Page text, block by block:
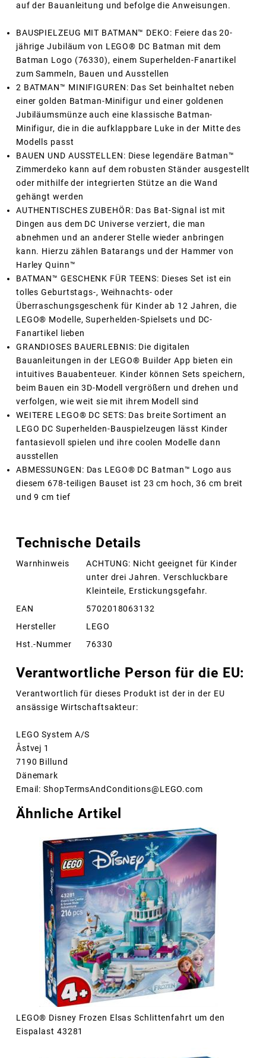
auf der Bauanleitung und befolge die Anweisungen.
BAUSPIELZEUG MIT BATMAN™ DEKO: Feiere das 20-
jährige Jubiläum von LEGO® DC Batman mit dem
Batman Logo (76330), einem Superhelden-Fanartikel
zum Sammeln, Bauen und Ausstellen
2 BATMAN™ MINIFIGUREN: Das Set beinhaltet neben
einer golden Batman-Minifigur und einer goldenen
Jubiläumsmünze auch eine klassische Batman-
Minifigur, die in die aufklappbare Luke in der Mitte des
Modells passt
BAUEN UND AUSSTELLEN: Diese legendäre Batman™
Zimmerdeko kann auf dem robusten Ständer ausgestellt
oder mithilfe der integrierten Stütze an die Wand
gehängt werden
AUTHENTISCHES ZUBEHÖR: Das Bat-Signal ist mit
Dingen aus dem DC Universe verziert, die man
abnehmen und an anderer Stelle wieder anbringen
kann. Hierzu zählen Batarangs und der Hammer von
Harley Quinn™
BATMAN™ GESCHENK FÜR TEENS: Dieses Set ist ein
tolles Geburtstags-, Weihnachts- oder
Überraschungsgeschenk für Kinder ab 12 Jahren, die
LEGO® Modelle, Superhelden-Spielsets und DC-
Fanartikel lieben
GRANDIOSES BAUERLEBNIS: Die digitalen
Bauanleitungen in der LEGO® Builder App bieten ein
intuitives Bauabenteuer. Kinder können Sets speichern,
beim Bauen ein 3D-Modell vergrößern und drehen und
verfolgen, wie weit sie mit ihrem Modell sind
WEITERE LEGO® DC SETS: Das breite Sortiment an
LEGO DC Superhelden-Bauspielzeugen lässt Kinder
fantasievoll spielen und ihre coolen Modelle dann
ausstellen
ABMESSUNGEN: Das LEGO® DC Batman™ Logo aus
diesem 678-teiligen Bauset ist 23 cm hoch, 36 cm breit
und 9 cm tief
Technische Details
Warnhinweis
ACHTUNG: Nicht geeignet für Kinder
unter drei Jahren. Verschluckbare
Kleinteile, Erstickungsgefahr.
EAN
5702018063132
Hersteller
LEGO
Hst.-Nummer
76330
Verantwortliche Person für die EU:
Verantwortlich für dieses Produkt ist der in der EU
ansässige Wirtschaftsakteur:
LEGO System A/S
Åstvej 1
7190 Billund
Dänemark
Email: ShopTermsAndConditions@LEGO.com
Ähnliche Artikel
LEGO® Disney Frozen Elsas Schlittenfahrt um den
Eispalast 43281